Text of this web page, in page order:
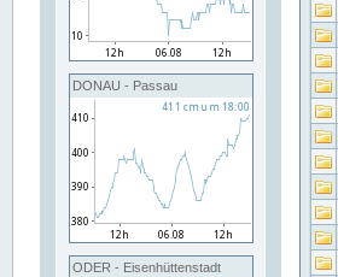
DONAU - Passau
ODER - Eisenhüttenstadt